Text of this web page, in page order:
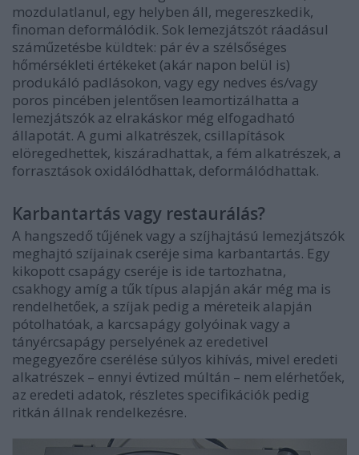
mozdulatlanul, egy helyben áll, megereszkedik,
finoman deformálódik. Sok lemezjátszót ráadásul
száműzetésbe küldtek: pár év a szélsőséges
hőmérsékleti értékeket (akár napon belül is)
produkáló padlásokon, vagy egy nedves és/vagy
poros pincében jelentősen leamortizálhatta a
lemezjátszók az elrakáskor még elfogadható
állapotát. A gumi alkatrészek, csillapítások
elöregedhettek, kiszáradhattak, a fém alkatrészek, a
forrasztások oxidálódhattak, deformálódhattak.
Karbantartás vagy restaurálás?
A hangszedő tűjének vagy a szíjhajtású lemezjátszók
meghajtó szíjainak cseréje sima karbantartás. Egy
kikopott csapágy cseréje is ide tartozhatna,
csakhogy amíg a tűk típus alapján akár még ma is
rendelhetőek, a szíjak pedig a méreteik alapján
pótolhatóak, a karcsapágy golyóinak vagy a
tányércsapágy perselyének az eredetivel
megegyezőre cserélése súlyos kihívás, mivel eredeti
alkatrészek – ennyi évtized múltán – nem elérhetőek,
az eredeti adatok, részletes specifikációk pedig
ritkán állnak rendelkezésre.